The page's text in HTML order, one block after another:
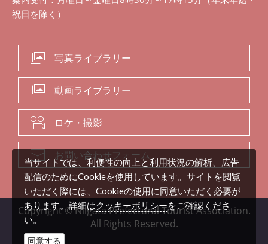
祝日を除く）
写真ライブラリー
動画ライブラリー
ロケ・撮影
お問い合わせフォーム
Copyright © Niigata Prefectural Tourist Association.
All Rights Reserved.
当サイトでは、利便性の向上と利用状況の解析、広告
配信のためにCookieを使用しています。サイトを閲覧
いただく際には、Cookieの使用に同意いただく必要が
あります。詳細はクッキーポリシーをご確認くださ
い。
同意する